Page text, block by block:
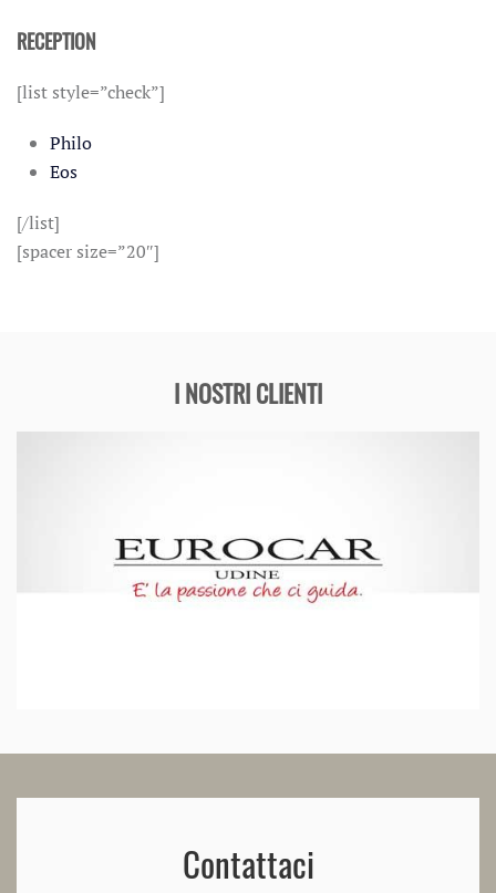
RECEPTION
[list style=”check”]
Philo
Eos
[/list]
[spacer size=”20″]
I NOSTRI CLIENTI
Contattaci